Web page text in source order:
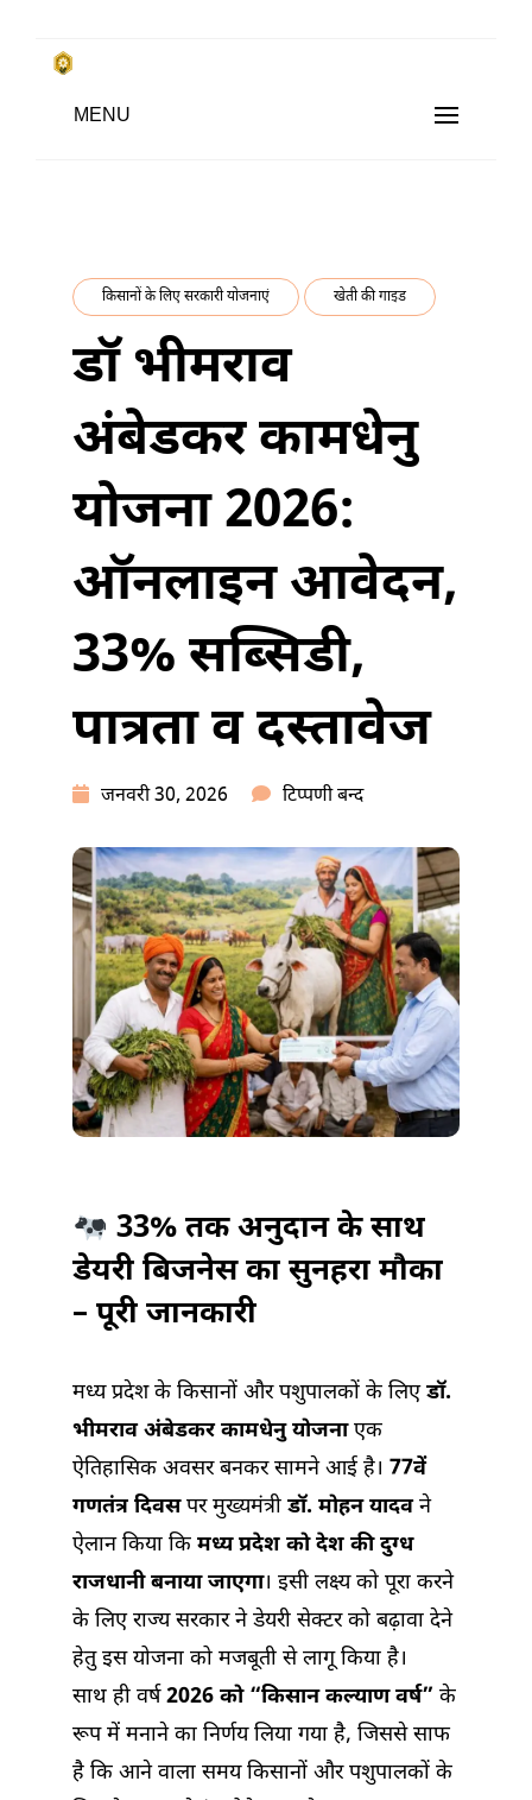
Skip
content
SUBSISTENCE FARMING
किसानों के साथ, किसानों के लिए
MENU
किसानों के लिए सरकारी योजनाएं खेती की गाइड
डॉ भीमराव
अंबेडकर कामधेनु
योजना 2026:
ऑनलाइन आवेदन,
33% सब्सिडी,
पात्रता व दस्तावेज
जनवरी 30, 2026 टिप्पणी बन्दडॉ
अंबेडकर
कामधेनु
योजना
2026:
ऑनलाइन
आवेदन,
33%
सब्सिडी,
पात्रता
में
33% तक अनुदान के साथ
डेयरी बिजनेस का सुनहरा मौका
– पूरी जानकारी
मध्य प्रदेश के किसानों और पशुपालकों के लिएडॉ.
भीमराव अंबेडकर कामधेनु योजनाएक
ऐतिहासिक अवसर बनकर सामने आई है। 77वें
गणतंत्र दिवसपर मुख्यमंत्री डॉ. मोहन यादवने
ऐलान किया कि मध्य प्रदेश को देश की दुग्ध
राजधानी बनाया जाएगा। इसी लक्ष्य को पूरा करने
के लिए राज्य सरकार ने डेयरी सेक्टर को बढ़ावा देने
हेतु इस योजना को मजबूती से लागू किया है।
साथ ही वर्ष2026 को “किसान कल्याण वर्ष” के
रूप में मनाने का निर्णय लिया गया है, जिससे साफ
है कि आने वाला समय किसानों और पशुपालकों के